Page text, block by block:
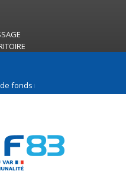
incendies de forêt